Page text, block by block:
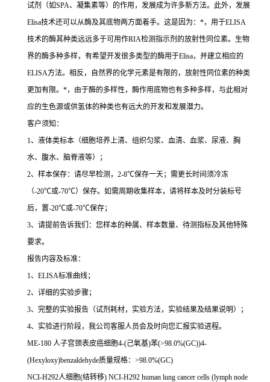
试剂（如SPA、凝集素等）的作用，发展成为许多新方法。此外，发展
Elisa技术还可以从酶及其底物两方面着手。这是因为： *，用于ELISA
技术的酶其种类远远多于可用作RIA检测指示剂的放射性同位素。生物
界的酶多种多样，有希望开发很多类型的酶用于Elisa，并建立相应的
ELISA方法。相反，自然界的化学元素是有限的，放射性同位素的种类
更加有限。 *，由于酶的多样性，酶作用底物也有多种多样，与此相对
应的生色源或供氢体的种类也有远大的开发和发展潜力。
客户须知：
1、液体类标本（细胞培养上清、组织匀浆、血清、血浆、尿液、胸
水、腹水、脑脊液等）；
2、样本保存：请尽早检测， 2-8℃保存一天；需更长时间须冷冻
（-20℃或-70℃）保存。如需周期收集样本，请将样本及时分装标号
后，置-20℃或-70℃保存；
3、请提前告诉我们：您样本的种属、样本数量、待测指标及其他特殊
要求。
报告内容及标准：
1、 ELISA标准曲线；
2、详细的实验步骤；
3、完整的实验报告（试剂耗材，实验方法，实验结果及结果说明）；
4、实验进行阶段，我公司客服人员会及时向您汇报实验进程。
ME-180 人子宫颈表皮癌细胞4-(己氧基)苯(>98.0%(GC))4-
(Hexyloxy)benzaldehyde质量规格： >98.0%(GC)
NCI-H292人细胞(结转移) NCI-H292 human lung cancer cells (lymph node